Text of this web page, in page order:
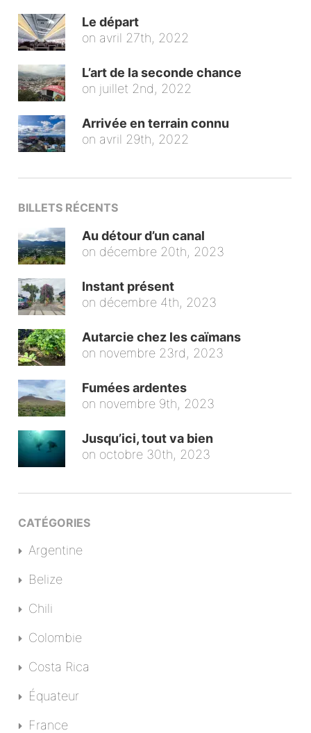
Le départ
on avril 27th, 2022
L’art de la seconde chance
on juillet 2nd, 2022
Arrivée en terrain connu
on avril 29th, 2022
BILLETS RÉCENTS
Au détour d’un canal
on décembre 20th, 2023
Instant présent
on décembre 4th, 2023
Autarcie chez les caïmans
on novembre 23rd, 2023
Fumées ardentes
on novembre 9th, 2023
Jusqu’ici, tout va bien
on octobre 30th, 2023
CATÉGORIES
Argentine
Belize
Chili
Colombie
Costa Rica
Équateur
France